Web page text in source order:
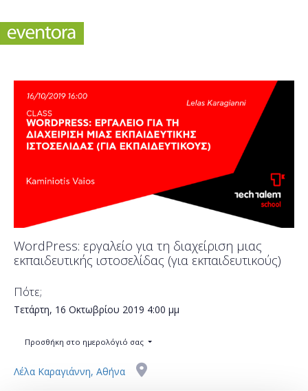
WordPress: εργαλείο για τη διαχείριση μιας
εκπαιδευτικής ιστοσελίδας (για εκπαιδευτικούς)
Πότε;
Τετάρτη, 16 Οκτωβρίου 2019 4:00 μμ
Προσθήκη στο ημερολόγιό σας
Λέλα Καραγιάννη, Αθήνα